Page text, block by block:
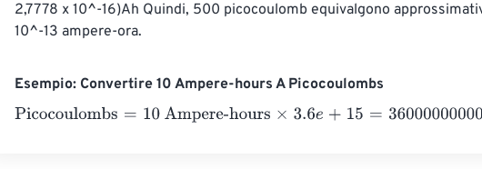
2,7778 x 10^-16)Ah Quindi, 500 picocoulomb equivalgono
10^-13 ampere-ora.
Esempio: Convertire 10 Ampere-hours A Picocoulombs
Picocoulombs=10 Ampere-hours×3.6e+ 15 =36000000000000000